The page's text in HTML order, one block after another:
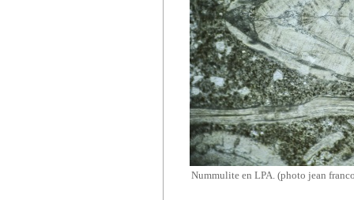
Nummulite en LPA. (photo jean